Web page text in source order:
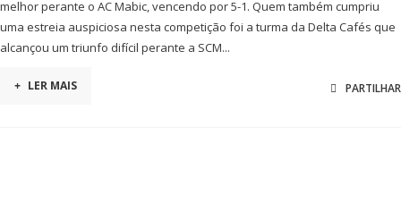
melhor perante o AC Mabic, vencendo por 5-1. Quem também cumpriu
uma estreia auspiciosa nesta competição foi a turma da Delta Cafés que
alcançou um triunfo difícil perante a SCM...
+ LER MAIS PARTILHAR